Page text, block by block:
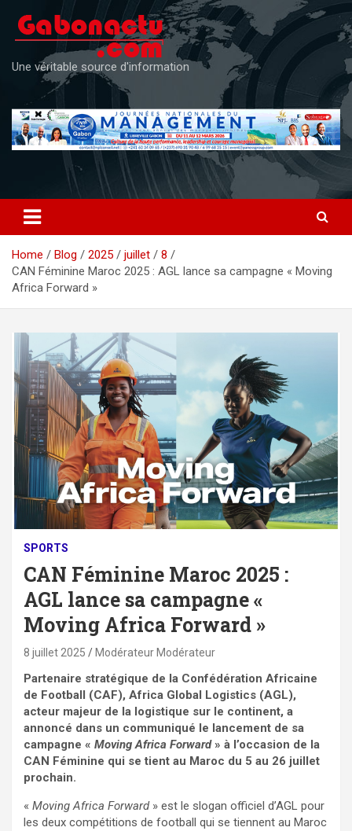
content
Une véritable source d'information
Home Blog 2025 juillet
8
CAN Féminine Maroc 2025 : AGL lance sa campagne « Moving
Africa Forward »
SPORTS
CAN Féminine Maroc 2025 :
AGL lance sa campagne «
Moving Africa Forward »
8 juillet 2025 Modérateur Modérateur
Partenaire stratégique de la Confédération Africaine
de Football (CAF), Africa Global Logistics (AGL),
acteur majeur de la logistique sur le continent, a
annoncé dans un communiqué le lancement de sa
campagne « Moving Africa Forward» à l’occasion de la
CAN Féminine qui se tient au Maroc du 5 au 26 juillet
prochain.
« Moving Africa Forward » est le slogan officiel d’AGL pour
les deux compétitions de football qui se tiennent au Maroc